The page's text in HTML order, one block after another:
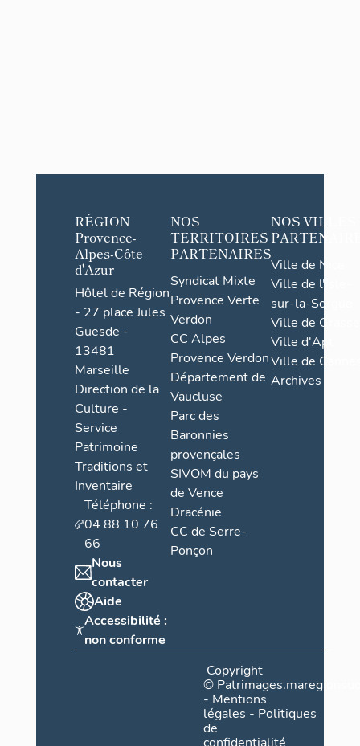
RÉGION
Provence-
Alpes-Côte
d'Azur
Hôtel de Région
- 27 place Jules
Guesde -
13481
Marseille
Direction de la
Culture -
Service
Patrimoine
Traditions et
Inventaire
Téléphone :
04 88 10 76
66
Nous
contacter
Aide
Accessibilité :
non conforme
NOS
TERRITOIRES
PARTENAIRES
Syndicat Mixte
Provence Verte
Verdon
CC Alpes
Provence Verdon
Département de
Vaucluse
Parc des
Baronnies
provençales
SIVOM du pays
de Vence
Dracénie
CC de Serre-
Ponçon
NOS VILLES
Ville de Nice
Ville de l'Isle-
sur-la-Sorgue
Ville de Grasse
Ville d'Apt
Ville de
Archives
Copyright
©
- Mentions
légales - Politiques
de